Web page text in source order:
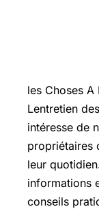
les Choses A
Lentretien
intéresse de
propriétaires
leur
informations
conseils